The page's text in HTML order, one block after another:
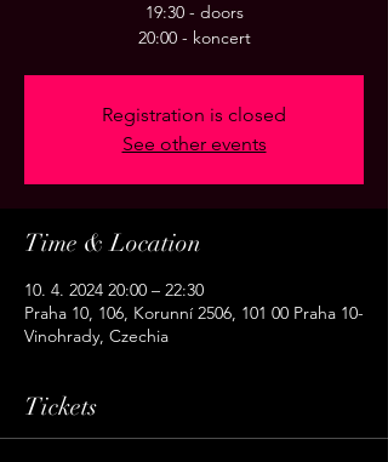
19:30 - doors
20:00 - koncert
Registration is closed
See other events
Time & Location
10. 4. 2024 20:00 – 22:30
Praha 10, 106, Korunní 2506, 101 00 Praha 10-
Vinohrady, Czechia
Tickets